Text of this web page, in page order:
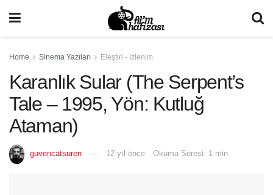
Home Sinema Yazıları Eleştiri - İzlenim
Karanlık Sular (The Serpent’s
Tale – 1995, Yön: Kutluğ
Ataman)
guvencatsuren 12 yıl önce Okuma Süresi: 1 min